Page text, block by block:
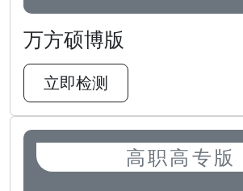
万方硕博版
立即检测
高职高专版